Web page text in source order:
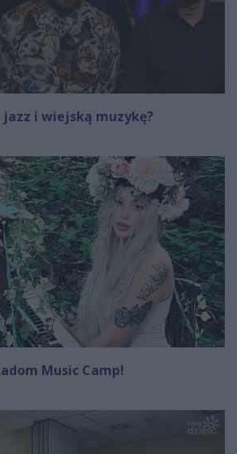
jazz i wiejską muzykę?
Music Camp!